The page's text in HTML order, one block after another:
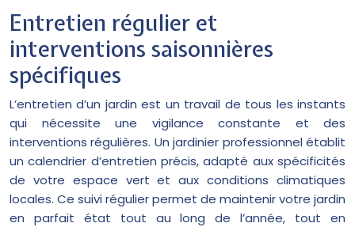
Entretien régulier et
interventions saisonnières
spécifiques
L’entretien d’un jardin est un travail de tous les instants
qui nécessite une vigilance constante et des
interventions régulières. Un jardinier professionnel établit
un calendrier d’entretien précis, adapté aux spécificités
de votre espace vert et aux conditions climatiques
locales. Ce suivi régulier permet de maintenir votre jardin
en parfait état tout au long de l’année, tout en